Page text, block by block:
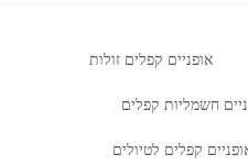
אופניים קפלים זולות
חשמליות קפלים
קפלים לטיולים